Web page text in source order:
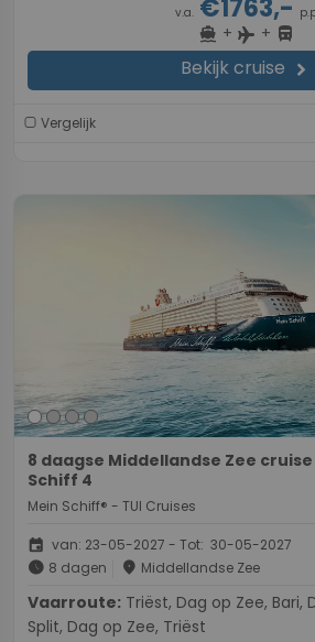
v.a.€1763,-
directions_boat + flight + directions_bus
Bekijk cruise chevron_right
Vergelijk
8 daagse Middellandse Zee
Schiff 4
Mein Schiff® - TUI Cruises
event van: 23-05-2027 - Tot: 30-05-2027
schedule 8 dagen place Middellandse Zee
Vaarroute:
Split, Dag op Zee, Triëst